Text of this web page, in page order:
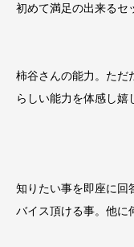
初めて満足の出来るセ
柿谷さんの能力。ただ
らしい能力を体感し嬉
知りたい事を即座に回
バイス頂ける事。他に